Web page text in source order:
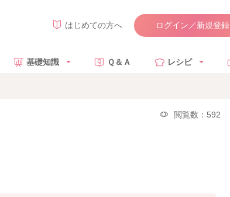
はじめての方へ ログイン／新規登録
基礎知識 Ｑ＆Ａ レシピ
閲覧数：592